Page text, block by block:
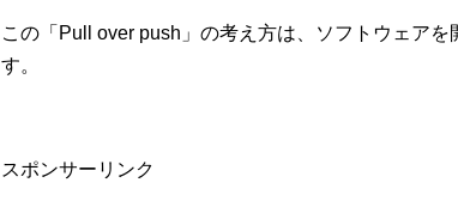
この「Pull over push」の考え方は、ソフトウェア
す。
スポンサーリンク